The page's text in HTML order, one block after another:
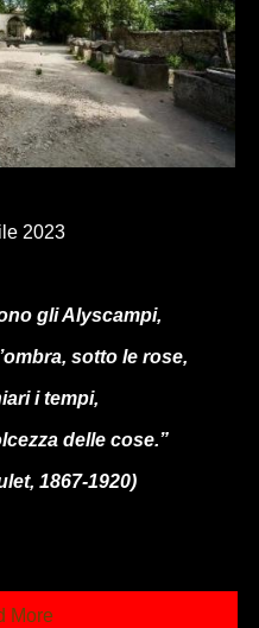
2023
gli Alyscampi,
sotto le rose,
i tempi,
delle cose.”
1867-1920)
More